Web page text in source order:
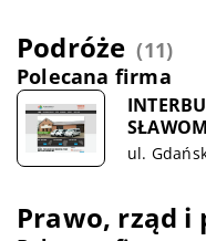
Podróże (11)
Polecana firma
ul.
Prawo, rząd i